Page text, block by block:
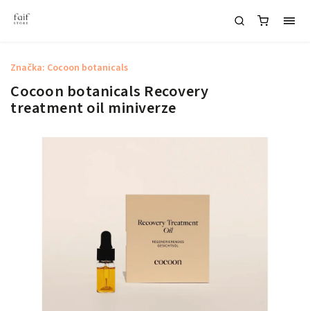
Cocoon botanicals Recovery
treatment oil miniverze
Značka: Cocoon botanicals